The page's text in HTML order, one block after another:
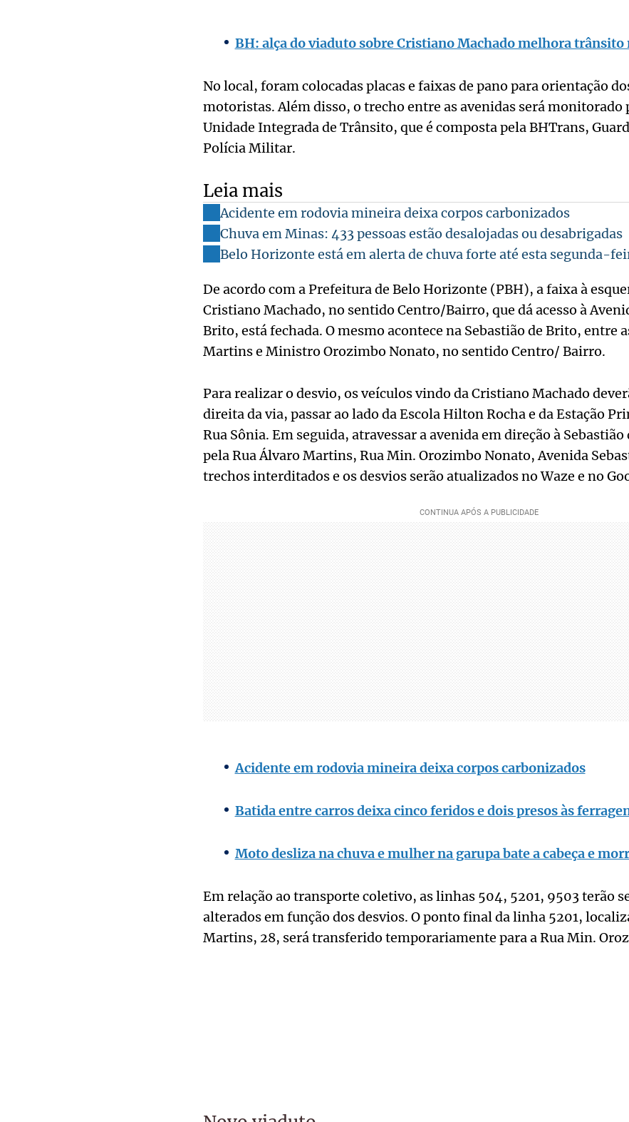
BH: alça do viaduto sobre Cristiano Machado melhora trânsito
No local, foram colocadas placas e faixas de pano para orientação
motoristas. Além disso, o trecho entre as avenidas será monitorado
Unidade Integrada de Trânsito, que é composta pela BHTrans,
Polícia Militar.
Leia mais
Acidente em rodovia mineira deixa corpos carbonizados
Chuva em Minas: 433 pessoas estão desalojadas ou desabrigadas
Belo Horizonte está em alerta de chuva forte até esta segunda-
De acordo com a Prefeitura de Belo Horizonte (PBH), a faixa à
Cristiano Machado, no sentido Centro/Bairro, que dá acesso à
Brito, está fechada. O mesmo acontece na Sebastião de Brito, entre
Martins e Ministro Orozimbo Nonato, no sentido Centro/ Bairro.
Para realizar o desvio, os veículos vindo da Cristiano Machado
direita da via, passar ao lado da Escola Hilton Rocha e da Estação
Rua Sônia. Em seguida, atravessar a avenida em direção à
pela Rua Álvaro Martins, Rua Min. Orozimbo Nonato, Avenida
trechos interditados e os desvios serão atualizados no Waze e no
Acidente em rodovia mineira deixa corpos carbonizados
Batida entre carros deixa cinco feridos e dois presos às
Moto desliza na chuva e mulher na garupa bate a cabeça e
Em relação ao transporte coletivo, as linhas 504, 5201, 9503 terão
alterados em função dos desvios. O ponto final da linha 5201,
Martins, 28, será transferido temporariamente para a Rua Min.